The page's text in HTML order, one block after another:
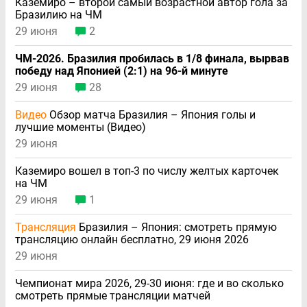
Бразилию на ЧМ
29 июня
2
ЧМ-2026. Бразилия пробилась в 1/8 финала, вырвав
победу над Японией (2:1) на 96-й минуте
29 июня
28
Видео Обзор матча Бразилия – Япония голы и
лучшие моменты (Видео)
29 июня
Каземиро вошел в топ-3 по числу желтых карточек
на ЧМ
29 июня
1
Трансляция Бразилия – Япония: смотреть прямую
трансляцию онлайн бесплатно, 29 июня 2026
29 июня
Чемпионат мира 2026, 29-30 июня: где и во сколько
смотреть прямые трансляции матчей